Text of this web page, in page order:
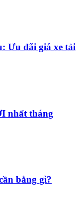
Ưu đãi giá xe tải
nhất tháng
bằng gì?